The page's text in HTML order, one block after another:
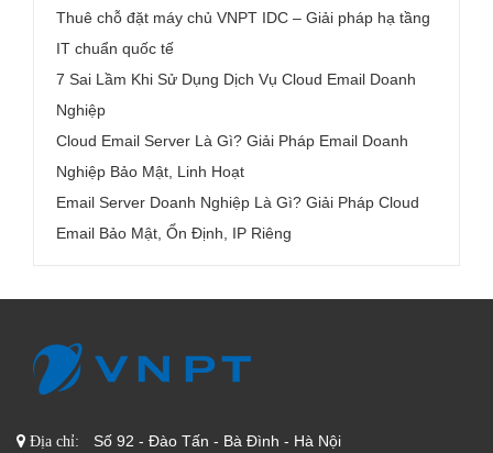
Thuê chỗ đặt máy chủ VNPT IDC – Giải pháp hạ tầng
IT chuẩn quốc tế
7 Sai Lầm Khi Sử Dụng Dịch Vụ Cloud Email Doanh
Nghiệp
Cloud Email Server Là Gì? Giải Pháp Email Doanh
Nghiệp Bảo Mật, Linh Hoạt
Email Server Doanh Nghiệp Là Gì? Giải Pháp Cloud
Email Bảo Mật, Ổn Định, IP Riêng
Địa chỉ: Số 92 - Đào Tấn - Bà Đình - Hà Nội